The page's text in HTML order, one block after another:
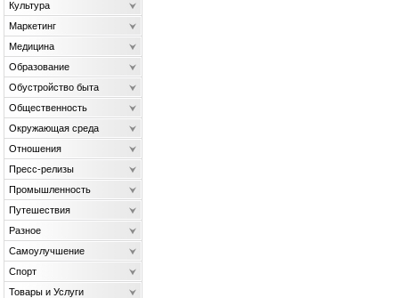
Культура
Маркетинг
Медицина
Образование
Обустройство быта
Общественность
Окружающая среда
Отношения
Пресс-релизы
Промышленность
Путешествия
Разное
Самоулучшение
Спорт
Товары и Услуги